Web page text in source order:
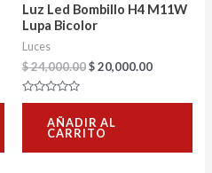
Luz Led Bombillo H4 M11W
Lupa Bicolor
Luces
$24,000.00$20,000.00
Valorado
AÑADIR AL
CARRITO